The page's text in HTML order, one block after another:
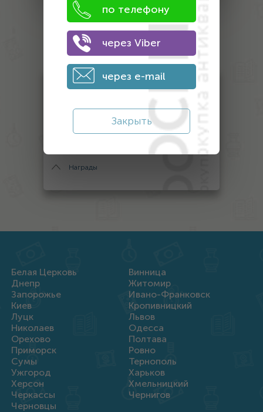
Оценка
антиквариата
Монеты
Банкноты
Награды
Белая Церковь
Винница
Днепр
Житомир
Запорожье
Ивано-Франковск
Киев
Кропивницкий
Луцк
Львов
Николаев
Одесса
Орехово
Полтава
Приморск
Ровно
Сумы
Тернополь
Ужгород
Харьков
Херсон
Хмельницкий
Черкассы
Чернигов
Черновцы
по телефону
через Viber
через e-mail
Закрыть